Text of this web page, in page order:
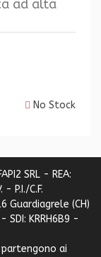
ad alta
No Stock
SRL - REA:
P.I./C.F.
Guardiagrele (CH)
KRRH6B9 -
ai